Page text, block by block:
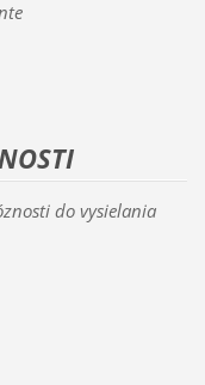
do vysielania